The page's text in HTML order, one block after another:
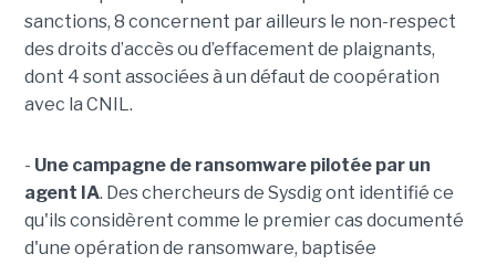
sanctions, 8 concernent par ailleurs le non-respect
des droits d’accès ou d’effacement de plaignants,
dont 4 sont associées à un défaut de coopération
avec la CNIL.
- Une campagne de ransomware pilotée par un
agent IA. Des chercheurs de Sysdig ont identifié ce
qu'ils considèrent comme le premier cas documenté
d'une opération de ransomware, baptisée